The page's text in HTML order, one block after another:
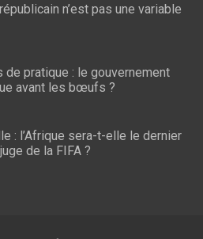
n’est pas une variable
de pratique : le gouvernement
avant les bœufs ?
: l’Afrique sera-t-elle le dernier
de la FIFA ?